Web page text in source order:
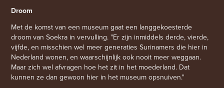
Droom
Met de komst van een museum gaat een langgekoesterde
droom van Soekra in vervulling. "Er zijn inmiddels derde, vierde,
vijfde, en misschien wel meer generaties Surinamers die hier in
Nederland wonen, en waarschijnlijk ook nooit meer weggaan.
Maar zich wel afvragen hoe het zit in het moederland. Dat
kunnen ze dan gewoon hier in het museum opsnuiven."